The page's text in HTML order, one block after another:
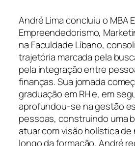
André Lima concluiu o MBA
Empreendedorismo,
na Faculdade Líbano,
trajetória marcada pela
pela integração entre
finanças. Sua jornada
graduação em RH e, em
aprofundou-se na gestão
pessoas, construindo uma
atuar com visão holística de
longo da formação, André